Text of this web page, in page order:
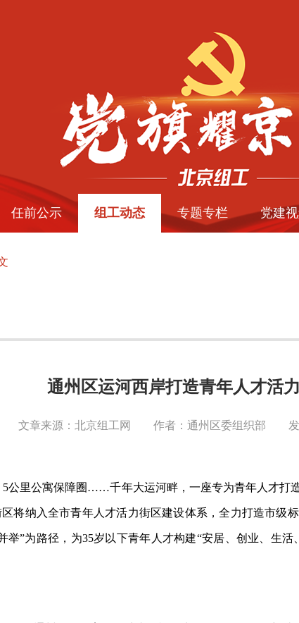
任前公示 组工动态 专题专栏 党建
通州区运河西岸打造青年人才活
文章来源：北京组工网 作者：通州区委组织部 发
5公里公寓保障圈……千年大运河畔，一座专为青年人才打
将纳入全市青年人才活力街区建设体系，全力打造市级
举”为路径，为35岁以下青年人才构建“安居、创业、生